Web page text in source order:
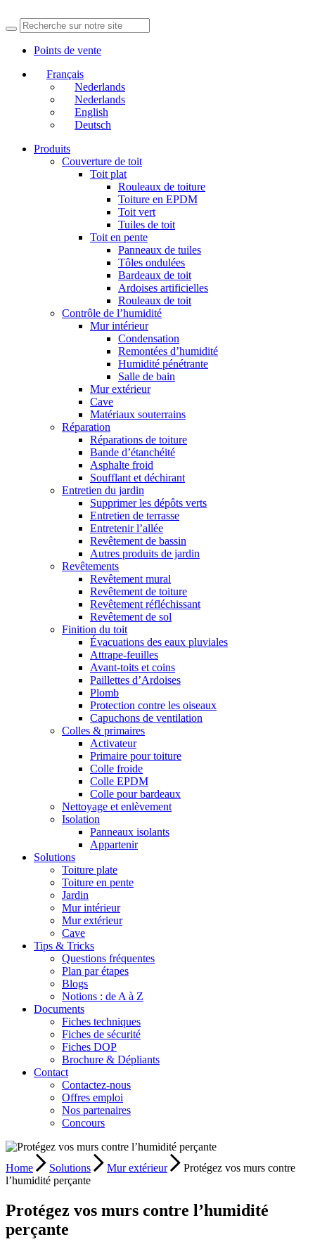
Points de vente
Français
Nederlands
Nederlands
English
Deutsch
Produits
Couverture de toit
Toit plat
Rouleaux de toiture
Toiture en EPDM
Toit vert
Tuiles de toit
Toit en pente
Panneaux de tuiles
Tôles ondulées
Bardeaux de toit
Ardoises artificielles
Rouleaux de toit
Contrôle de l’humidité
Mur intérieur
Condensation
Remontées d’humidité
Humidité pénétrante
Salle de bain
Mur extérieur
Cave
Matériaux souterrains
Réparation
Réparations de toiture
Bande d’étanchéité
Asphalte froid
Soufflant et déchirant
Entretien du jardin
Supprimer les dépôts verts
Entretien de terrasse
Entretenir l’allée
Revêtement de bassin
Autres produits de jardin
Revêtements
Revêtement mural
Revêtement de toiture
Revêtement réfléchissant
Revêtement de sol
Finition du toit
Évacuations des eaux pluviales
Attrape-feuilles
Avant-toits et coins
Paillettes d’Ardoises
Plomb
Protection contre les oiseaux
Capuchons de ventilation
Colles & primaires
Activateur
Primaire pour toiture
Colle froide
Colle EPDM
Colle pour bardeaux
Nettoyage et enlèvement
Isolation
Panneaux isolants
Appartenir
Solutions
Toiture plate
Toiture en pente
Jardin
Mur intérieur
Mur extérieur
Cave
Tips & Tricks
Questions fréquentes
Plan par étapes
Blogs
Notions : de A à Z
Documents
Fiches techniques
Fiches de sécurité
Fiches DOP
Brochure & Dépliants
Contact
Contactez-nous
Offres emploi
Nos partenaires
Concours
Home Solutions Mur extérieur
Protégez vos murs contre
l’humidité perçante
Protégez vos murs contre l’humidité
perçante